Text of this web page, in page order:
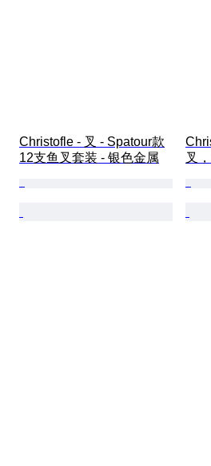
Christofle - 叉 - Spatour款
12支鱼叉套装 - 银色金属
叉